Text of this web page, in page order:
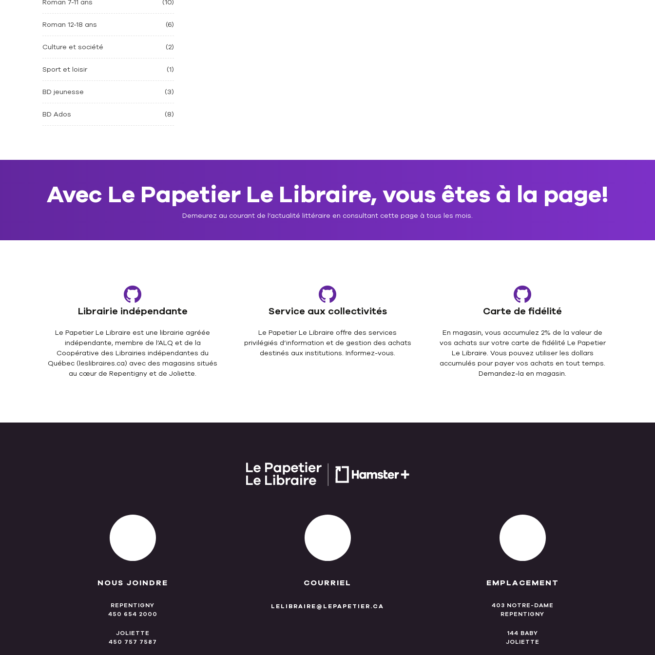
Roman 7-11 ans (10)
Roman 12-18 ans (6)
Culture et société (2)
Sport et loisir (1)
BD jeunesse (3)
BD Ados (8)
Avec Le Papetier Le Libraire, vous êtes à la page!
Demeurez au courant de l’actualité littéraire en consultant cette page à tous les mois.
Librairie indépendante
Le Papetier Le Libraire est une librairie agréée
indépendante, membre de l’ALQ et de la
Coopérative des Librairies indépendantes du
Québec (leslibraires.ca) avec des magasins situés
au cœur de Repentigny et de Joliette.
Service aux collectivités
Le Papetier Le Libraire offre des services
privilégiés d’information et de gestion des achats
destinés aux institutions. Informez-vous.
Carte de fidélité
En magasin, vous accumulez 2% de la valeur de
vos achats sur votre carte de fidélité Le Papetier
Le Libraire. Vous pouvez utiliser les dollars
accumulés pour payer vos achats en tout temps.
Demandez-la en magasin.
NOUS JOINDRE
REPENTIGNY
450 654 2000
JOLIETTE
450 757 7587
COURRIEL
LELIBRAIRE@LEPAPETIER.CA
EMPLACEMENT
403 NOTRE-DAME
REPENTIGNY
144 BABY
JOLIETTE